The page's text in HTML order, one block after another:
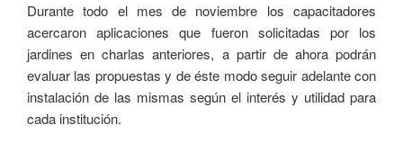
Durante todo el mes de noviembre los capacitadores
acercaron aplicaciones que fueron solicitadas por los
jardines en charlas anteriores, a partir de ahora podrán
evaluar las propuestas y de éste modo seguir adelante con
instalación de las mismas según el interés y utilidad para
cada institución.